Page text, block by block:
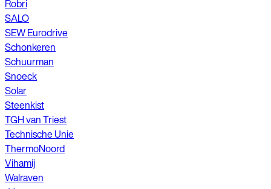
Robri
SALO
SEW Eurodrive
Schonkeren
Schuurman
Snoeck
Solar
Steenkist
TGH van Triest
Technische Unie
ThermoNoord
Vihamij
Walraven